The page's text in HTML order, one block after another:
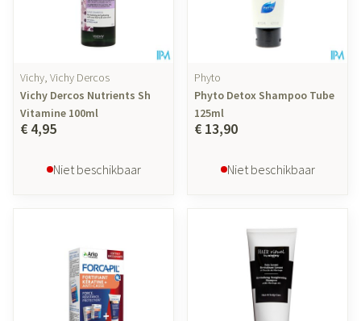
Vichy, Vichy Dercos
Vichy Dercos Nutrients Sh
Vitamine 100ml
€ 4,95
Niet beschikbaar
Phyto
Phyto Detox Shampoo Tube
125ml
€ 13,90
Niet beschikbaar